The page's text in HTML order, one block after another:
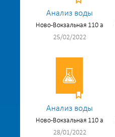
Анализ воды
Ново-Вокзальная 110 а
25/02/2022
Анализ воды
Ново-Вокзальная 110 а
28/01/2022